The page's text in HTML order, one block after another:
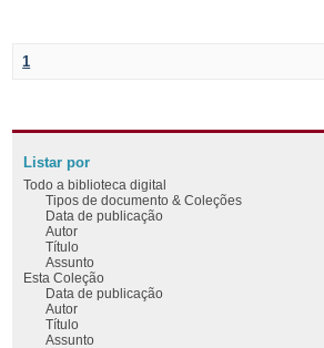
1
Listar por
Todo a biblioteca digital
Tipos de documento & Coleções
Data de publicação
Autor
Título
Assunto
Esta Coleção
Data de publicação
Autor
Título
Assunto